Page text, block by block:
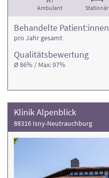
Ambulant Stationär
Qualitäts­bewertung
Ø 86% / Max: 97%
Behandelte Patient:innen
pro Jahr gesamt
Klinik Alpenblick
88316 Isny-Neutrauchburg